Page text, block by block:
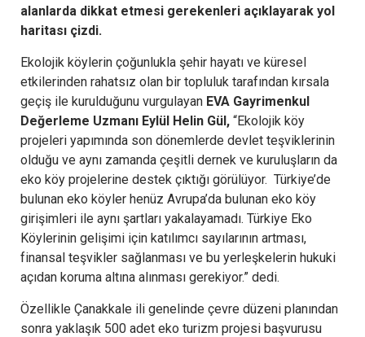
alanlarda dikkat etmesi gerekenleri açıklayarak yol
haritası çizdi.
Ekolojik köylerin çoğunlukla şehir hayatı ve küresel
etkilerinden rahatsız olan bir topluluk tarafından kırsala
geçiş ile kurulduğunu vurgulayan EVA Gayrimenkul
Değerleme Uzmanı Eylül Helin Gül, “Ekolojik köy
projeleri yapımında son dönemlerde devlet teşviklerinin
olduğu ve aynı zamanda çeşitli dernek ve kuruluşların da
eko köy projelerine destek çıktığı görülüyor. Türkiye’de
bulunan eko köyler henüz Avrupa’da bulunan eko köy
girişimleri ile aynı şartları yakalayamadı. Türkiye Eko
Köylerinin gelişimi için katılımcı sayılarının artması,
finansal teşvikler sağlanması ve bu yerleşkelerin hukuki
açıdan koruma altına alınması gerekiyor.” dedi.
Özellikle Çanakkale ili genelinde çevre düzeni planından
sonra yaklaşık 500 adet eko turizm projesi başvurusu